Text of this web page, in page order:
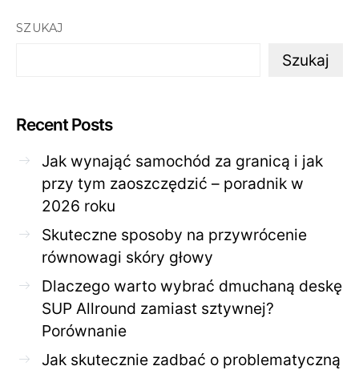
SZUKAJ
Szukaj
Recent Posts
Jak wynająć samochód za granicą i jak
przy tym zaoszczędzić – poradnik w
2026 roku
Skuteczne sposoby na przywrócenie
równowagi skóry głowy
Dlaczego warto wybrać dmuchaną deskę
SUP Allround zamiast sztywnej?
Porównanie
Jak skutecznie zadbać o problematyczną